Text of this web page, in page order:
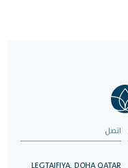
اتصل
LEGTAIFIYA, DOHA QATAR